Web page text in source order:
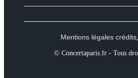
Mentions légales crédits
© Concertaparis.fr - Tous